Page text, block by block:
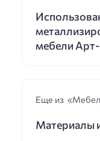
мебели
Еще из
Материалы